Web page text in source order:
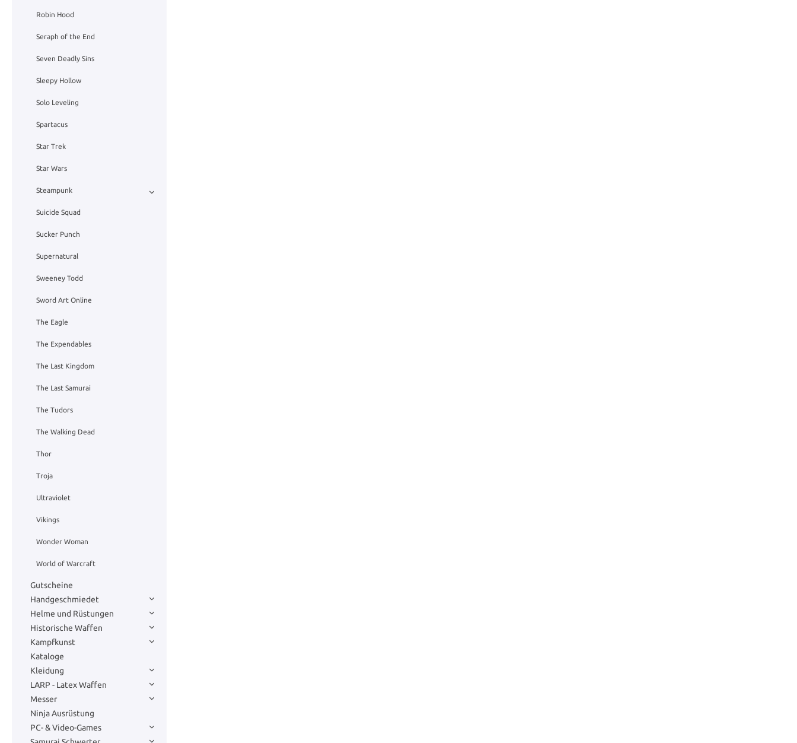
Robin Hood
Seraph of the End
Seven Deadly Sins
Sleepy Hollow
Solo Leveling
Spartacus
Star Trek
Star Wars
Steampunk
Suicide Squad
Sucker Punch
Supernatural
Sweeney Todd
Sword Art Online
The Eagle
The Expendables
The Last Kingdom
The Last Samurai
The Tudors
The Walking Dead
Thor
Troja
Ultraviolet
Vikings
Wonder Woman
World of Warcraft
Gutscheine
Handgeschmiedet
Helme und Rüstungen
Historische Waffen
Kampfkunst
Kataloge
Kleidung
LARP - Latex Waffen
Messer
Ninja Ausrüstung
PC- & Video-Games